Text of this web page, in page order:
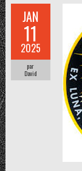
JAN
11
2025
par
David